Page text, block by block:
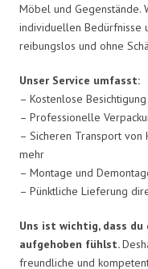
Möbel und Gegenstände.
individuellen Bedürfnisse
reibungslos und ohne
Unser Service umfasst:
– Kostenlose
– Professionelle
– Sicheren Transport von
mehr
– Montage und
– Pünktliche Lieferung
Uns ist wichtig, dass du
aufgehoben fühlst.
freundliche und